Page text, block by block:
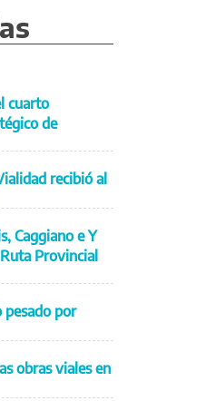
cuarto
de
recibió al
Caggiano e Y
Provincial
pesado por
obras viales en